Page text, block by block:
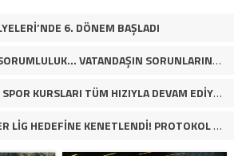
6. DÖNEM BAŞLADI
“GENÇ YAŞTA BÜYÜK SORUMLULUK… VATANDAŞIN SORUNLARINA ÇÖZÜM ARIYOR!”
BEYLİKDÜZÜ’NDE YAZ SPOR KURSLARI TÜM HIZIYLA DEVAM EDİYOR
BÜYÜKÇEKMECE SÜPER LİG HEDEFİNE KENETLENDİ! PROTOKOL VE İŞ DÜNYASINDAN BASKETBOL TAKIMINA TAM DESTEK…